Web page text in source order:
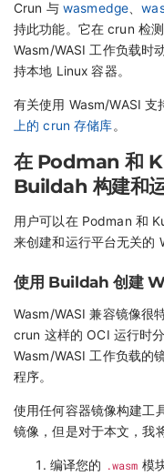
Crun 与 wasmedge、
持此功能。它在 crun 检
Wasm/WASI 工作负载时
持本地 Linux 容器。
有关使用 Wasm/WASI
上的 crun 存储库。
在 Podman 和
Buildah 构建和
用户可以在 Podman 和
来创建和运行平台无关的
使用 Buildah 创建
Wasm/WASI 兼容镜像很
crun 这样的 OCI 运行时
Wasm/WASI 工作负载的
程序。
使用任何容器镜像构建工
镜像，但是对于本文，我
编译您的 .wasm 模